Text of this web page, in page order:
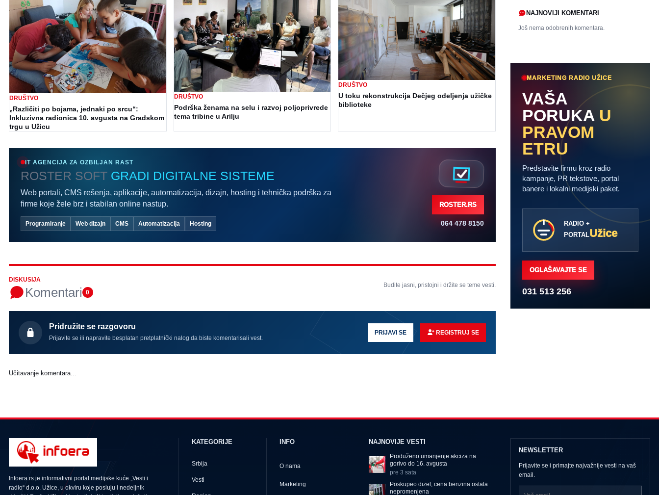
DRUŠTVO
„Različiti po bojama, jednaki po srcu“:
Inkluzivna radionica 10. avgusta na Gradskom
trgu u Užicu
DRUŠTVO
Podrška ženama na selu i razvoj poljoprivrede
tema tribine u Arilju
DRUŠTVO
U toku rekonstrukcija Dečjeg odeljenja užičke
biblioteke
IT AGENCIJA ZA OZBILJAN RAST
ROSTER SOFT GRADI DIGITALNE SISTEME
Web portali, CMS rešenja, aplikacije, automatizacija, dizajn, hosting i tehnička podrška za
firme koje žele brz i stabilan online nastup.
Programiranje Web dizajn CMS Automatizacija Hosting
ROSTER.RS
064 478 8150
DISKUSIJA
Komentari 0
Budite jasni, pristojni i držite se teme vesti.
Pridružite se razgovoru
Prijavite se ili napravite besplatan pretplatnički nalog da biste komentarisali vest.
PRIJAVI SE REGISTRUJ SE
Učitavanje komentara...
NAJNOVIJI KOMENTARI
Još nema odobrenih komentara.
MARKETING RADIO UŽICE
VAŠA
PORUKA U
PRAVOM
ETRU
Predstavite firmu kroz radio
kampanje, PR tekstove, portal
banere i lokalni medijski paket.
RADIO +
PORTALUžice
OGLAŠAVAJTE SE
031 513 256
Infoera.rs je informativni portal medijske kuće „Vesti i
radio“ d.o.o. Užice, u okviru koje posluju i nedeljnik
KATEGORIJE
Srbija
Vesti
INFO
O nama
Marketing
NAJNOVIJE VESTI
Produženo umanjenje akciza na
gorivo do 16. avgusta
pre 3 sata
Poskupeo dizel, cena benzina ostala
nepromenjena
NEWSLETTER
Prijavite se i primajte najvažnije vesti na vaš
email.